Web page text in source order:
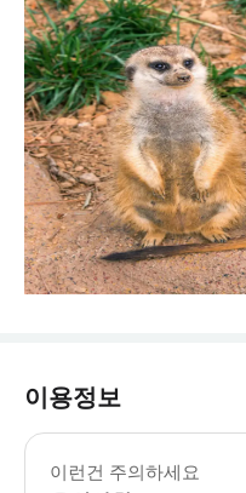
이용정보
이런건 주의하세요